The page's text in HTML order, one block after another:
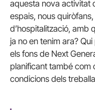
aquesta nova activitat
espais, nous
d’hospitalització, amb
ja no en tenim ara?
els fons de Next
planificant també com
condicions dels